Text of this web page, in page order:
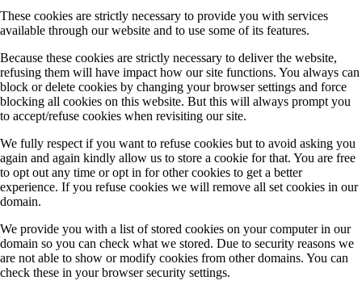
These cookies are strictly necessary to provide you with services
available through our website and to use some of its features.
Because these cookies are strictly necessary to deliver the website,
refusing them will have impact how our site functions. You always can
block or delete cookies by changing your browser settings and force
blocking all cookies on this website. But this will always prompt you
to accept/refuse cookies when revisiting our site.
We fully respect if you want to refuse cookies but to avoid asking you
again and again kindly allow us to store a cookie for that. You are free
to opt out any time or opt in for other cookies to get a better
experience. If you refuse cookies we will remove all set cookies in our
domain.
We provide you with a list of stored cookies on your computer in our
domain so you can check what we stored. Due to security reasons we
are not able to show or modify cookies from other domains. You can
check these in your browser security settings.